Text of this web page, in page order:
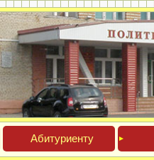
Аби­тури­ен­ту